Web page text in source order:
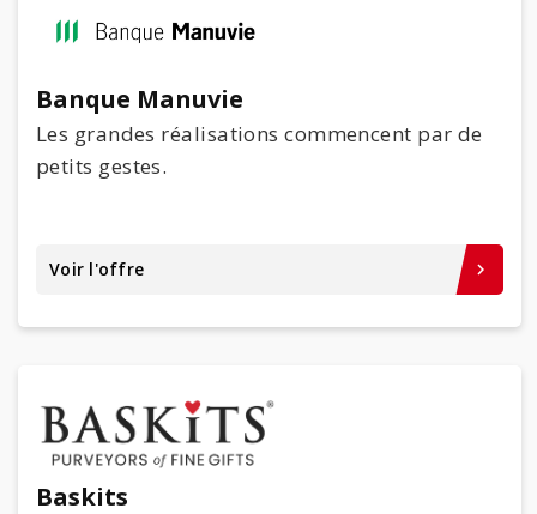
Banque Manuvie
Les grandes réalisations commencent par de
petits gestes.
Voir l'offre keyboard_arrow_right
Baskits